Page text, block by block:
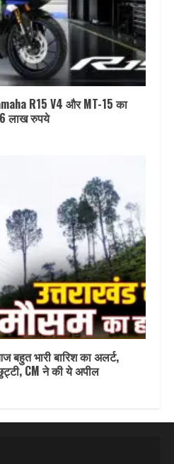
R15 V4 और MT-15 का
लाख रुपये
भारी बारिश का अलर्ट,
CM ने की ये अपील